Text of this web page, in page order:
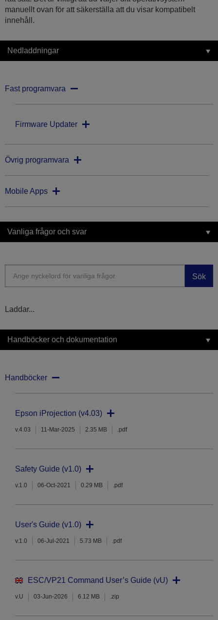
manuellt ovan för att säkerställa att du visar kompatibelt
innehåll.
Nedladdningar
Fast programvara
Firmware Updater
Övrig programvara
Mobile Apps
Vanliga frågor och svar
Sök
Laddar...
Handböcker och dokumentation
Handböcker
Epson iProjection (v4.03)
v.4.03 11-Mar-2025 2.35 MB .pdf
Safety Guide (v1.0)
v.1.0 06-Oct-2021 0.29 MB .pdf
User's Guide (v1.0)
v.1.0 06-Jul-2021 5.73 MB .pdf
ESC/VP21 Command User’s Guide (vU)
v.U 03-Jun-2026 6.12 MB .zip